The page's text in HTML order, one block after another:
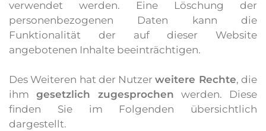
verwendet werden. Eine Löschung der
personenbezogenen Daten kann die
Funktionalität der auf dieser Website
angebotenen Inhalte beeinträchtigen.
Des Weiteren hat der Nutzerweitere Rechte, die
ihm gesetzlich zugesprochen werden. Diese
finden Sie im Folgenden übersichtlich
dargestellt.